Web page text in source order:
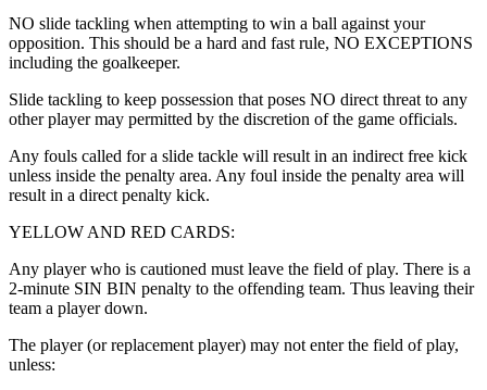
NO slide tackling when attempting to win a ball against your
opposition. This should be a hard and fast rule, NO EXCEPTIONS
including the goalkeeper.​​​​‌ ‍ ​‍​‍‌‍ ‌ ​‍‌‍‍‌‌‍‌ ‌‍‍‌‌‍ ‍​‍​‍​ ‍‍​‍​‍‌ ​ ‌‍​‌‌‍ ‍‌‍‍‌‌ ‌​‌ ‍‌​‍ ‍‌‍‍‌‌‍ ​‍​‍​‍ ​​‍​‍‌‍‍​‌ ​‍‌‍‌‌‌‍‌‍​‍​‍​ ‍‍​‍​‍‌‍‍​‌ ‌​‌ ‌​‌ ​​‌ ​ ​ ‍‍​‍ ​‍ ‌‍​ ‌‍‍​‌‍‌‌‌‍ ​‌ ​ ‌‍‌‌‌‍​‌‌ ​​‌‍‍‌‌‍‌‌‌ ​‍‌ ​ ​‍ ‍‌ ​ ‌‍​‌‌‍ ‍‌‍‍‌‌ ‌​‌ ‍‌​‍ ‍‌ ​ ‌ ‌​‌ ‌‌‌‍‌​‌‍‍‌‌‍ ​‍ ‌‍‍‌‌‍ ‍‌ ‌​‌‍‌‌‌‍ ‍‌ ‌​​‍ ‌‍‌‌‌‍‌​‌‍‍‌‌ ‌​​‍ ‌‍ ‌‌‍ ‌‍‌​‌‍‌‌​ ‌‌ ​​‌ ​‍‌‍‌‌‌ ​ ‌‍‌‌‌‍ ‍‌ ‌​‌‍​‌‌ ‌​‌‍‍‌‌‍ ‌‍ ‍​ ‍ ‌‍‍‌‌‍‌​​ ‌‌‍​‍​ ‌‌​ ‍​​ ‍‌​ ​‌​ ‍​‌‍‌‍​ ‍​​‍ ‌‌‍​‌‌‍​ ​ ‍​​ ‌​​‍ ‌​ ‌​​ ‌ ‌‍​‍​ ​‌​‍ ‌​ ‍​​ ​​​ ‌‌‌‍‌​​‍ ‌​ ​​​ ‌ ​ ​‌‌‍‌‍​ ​‌​ ‌‌​ ‍​​ ‍‌​ ‍​​ ‌‌​ ‌‌​ ​​​ ‍ ‌ ‌​‌ ‍‌‌ ​​‌‍‌‌​ ‌‌‍‌‍‌‍​‌‌ ​‌​ ‍ ‌ ​​‌‍​‌‌ ‌​‌‍‍​​ ‌‌ ​‍‌‍‍‌‌‍​ ‌‍‍​‌‌‌​‌‍‌‌‌ ‍​‌ ‌​​‍‌‌​ ‌‌‌​​‍‌‌ ‌‍‍ ‌‍‌‌‌ ‍‌​‍‌‌​ ​ ‌​‌​​‍‌‌​ ​ ‌​‌​​‍‌‌​ ​‍​ ​‍​ ‍​‌‍​ ​ ​ ​ ​ ​ ‌​​ ‌ ‌‍​ ​ ​​‌‍​ ​ ​​​ ‌​‌‍​‍​‍‌‌​ ​‍​ ​‍​‍‌‌​ ‌‌‌​‌​​‍ ‍‌‍​ ‌‍‍​‌‍‍‌‌‍ ​‌‍‌​‌ ​‍‌‍‌‌‌‍ ‍​‍‌‌​ ‌‌‌​​‍‌‌ ‌‍‍ ‌‍‌‌‌ ‍‌​‍‌‌​ ​ ‌​‌​​‍‌‌​ ​ ‌​‌​​‍‌‌​ ​‍​ ​‍‌‍​‌​ ‌‌​ ‌‍​ ​​​ ​ ​ ‌‌​ ‍‌​ ​​​ ‌‍‌‍​‍‌‍‌‌​ ​​​‍‌‌​ ​‍​ ​‍​‍‌‌​ ‌‌‌​‌​​‍ ‍‌ ‌​‌‍‌‌‌ ‍​‌ ‌​​ ‌‍​‍‌‍​‌‌ ​ ‌‍‌‌‌‌‌‌‌ ​‍‌‍ ​​ ‌‌‍‍​‌ ‌​‌ ‌​‌ ​​‌ ​ ​‍‌‌​ ​ ‌​​‌​‍‌‌​ ​‍‌​‌‍​‍‌‌​ ​‍‌​‌‍‌‍​ ‌‍‍​‌‍‌‌‌‍ ​‌ ​ ‌‍‌‌‌‍​‌‌ ​​‌‍‍‌‌‍‌‌‌ ​‍‌ ​ ​‍ ‍‌ ​ ‌‍​‌‌‍ ‍‌‍‍‌‌ ‌​‌ ‍‌​‍ ‍‌ ​ ‌ ‌​‌ ‌‌‌‍‌​‌‍‍‌‌‍ ​‍‌‍‌‍‍‌‌‍‌​​ ‌‌‍​‍​ ‌‌​ ‍​​ ‍‌​ ​‌​ ‍​‌‍‌‍​ ‍​​‍ ‌‌‍​‌‌‍​ ​ ‍​​ ‌​​‍ ‌​ ‌​​ ‌ ‌‍​‍​ ​‌​‍ ‌​ ‍​​ ​​​ ‌‌‌‍‌​​‍ ‌​ ​​​ ‌ ​ ​‌‌‍‌‍​ ​‌​ ‌‌​ ‍​​ ‍‌​ ‍​​ ‌‌​ ‌‌​ ​​​‍‌‍‌ ‌​‌ ‍‌‌ ​​‌‍‌‌​ ‌‌‍‌‍‌‍​‌‌ ​‌​‍‌‍‌ ​​‌‍​‌‌ ‌​‌‍‍​​ ‌‌ ​‍‌‍‍‌‌‍​ ‌‍‍​‌‌‌​‌‍‌‌‌ ‍​‌ ‌​​‍‌‌​ ‌‌‌​​‍‌‌ ‌‍‍ ‌‍‌‌‌ ‍‌​‍‌‌​ ​ ‌​‌​​‍‌‌​ ​ ‌​‌​​‍‌‌​ ​‍​ ​‍​ ‍​‌‍​ ​ ​ ​ ​ ​ ‌​​ ‌ ‌‍​ ​ ​​‌‍​ ​ ​​​ ‌​‌‍​‍​‍‌‌​ ​‍​ ​‍​‍‌‌​ ‌‌‌​‌​​‍ ‍‌‍​ ‌‍‍​‌‍‍‌‌‍ ​‌‍‌​‌ ​‍‌‍‌‌‌‍ ‍​‍‌‌​ ‌‌‌​​‍‌‌ ‌‍‍ ‌‍‌‌‌ ‍‌​‍‌‌​ ​ ‌​‌​​‍‌‌​ ​ ‌​‌​​‍‌‌​ ​‍​ ​‍‌‍​‌​ ‌‌​ ‌‍​ ​​​ ​ ​ ‌‌​ ‍‌​ ​​​ ‌‍‌‍​‍‌‍‌‌​ ​​​‍‌‌​ ​‍​ ​‍​‍‌‌​ ‌‌‌​‌​​‍ ‍‌ ‌​‌‍‌‌‌ ‍​‌ ‌​​‍‌‍‌ ​​‌‍‌‌‌ ​‍‌ ​ ‌ ​​‌‍‌‌‌‍​ ‌ ‌​‌‍‍‌‌ ‌‍‌‍‌‌​ ‌‌ ​​‌ ‌‌‌‍​‍‌‍ ​‌‍‍‌‌ ​ ‌‍‍​‌‍‌‌‌‍‌​​‍​‍‌ ‌
Slide tackling to keep possession that poses NO direct threat to any
other player may permitted by the discretion of the game officials.​​​​‌ ‍ ​‍​‍‌‍ ‌ ​‍‌‍‍‌‌‍‌ ‌‍‍‌‌‍ ‍​‍​‍​ ‍‍​‍​‍‌ ​ ‌‍​‌‌‍ ‍‌‍‍‌‌ ‌​‌ ‍‌​‍ ‍‌‍‍‌‌‍ ​‍​‍​‍ ​​‍​‍‌‍‍​‌ ​‍‌‍‌‌‌‍‌‍​‍​‍​ ‍‍​‍​‍‌‍‍​‌ ‌​‌ ‌​‌ ​​‌ ​ ​ ‍‍​‍ ​‍ ‌‍​ ‌‍‍​‌‍‌‌‌‍ ​‌ ​ ‌‍‌‌‌‍​‌‌ ​​‌‍‍‌‌‍‌‌‌ ​‍‌ ​ ​‍ ‍‌ ​ ‌‍​‌‌‍ ‍‌‍‍‌‌ ‌​‌ ‍‌​‍ ‍‌ ​ ‌ ‌​‌ ‌‌‌‍‌​‌‍‍‌‌‍ ​‍ ‌‍‍‌‌‍ ‍‌ ‌​‌‍‌‌‌‍ ‍‌ ‌​​‍ ‌‍‌‌‌‍‌​‌‍‍‌‌ ‌​​‍ ‌‍ ‌‌‍ ‌‍‌​‌‍‌‌​ ‌‌ ​​‌ ​‍‌‍‌‌‌ ​ ‌‍‌‌‌‍ ‍‌ ‌​‌‍​‌‌ ‌​‌‍‍‌‌‍ ‌‍ ‍​ ‍ ‌‍‍‌‌‍‌​​ ‌‌‍​‍​ ‌‌​ ‍​​ ‍‌​ ​‌​ ‍​‌‍‌‍​ ‍​​‍ ‌‌‍​‌‌‍​ ​ ‍​​ ‌​​‍ ‌​ ‌​​ ‌ ‌‍​‍​ ​‌​‍ ‌​ ‍​​ ​​​ ‌‌‌‍‌​​‍ ‌​ ​​​ ‌ ​ ​‌‌‍‌‍​ ​‌​ ‌‌​ ‍​​ ‍‌​ ‍​​ ‌‌​ ‌‌​ ​​​ ‍ ‌ ‌​‌ ‍‌‌ ​​‌‍‌‌​ ‌‌‍‌‍‌‍​‌‌ ​‌​ ‍ ‌ ​​‌‍​‌‌ ‌​‌‍‍​​ ‌‌ ​‍‌‍‍‌‌‍​ ‌‍‍​‌‌‌​‌‍‌‌‌ ‍​‌ ‌​​‍‌‌​ ‌‌‌​​‍‌‌ ‌‍‍ ‌‍‌‌‌ ‍‌​‍‌‌​ ​ ‌​‌​​‍‌‌​ ​ ‌​‌​​‍‌‌​ ​‍​ ​‍​ ​‍​ ‌ ‌‍‌‍​ ‌‍‌‍‌‌‌‍​‍‌‍​‌‌‍​‍​ ‌ ​ ​ ​ ​​​ ‍​​‍‌‌​ ​‍​ ​‍​‍‌‌​ ‌‌‌​‌​​‍ ‍‌‍​ ‌‍‍​‌‍‍‌‌‍ ​‌‍‌​‌ ​‍‌‍‌‌‌‍ ‍​‍‌‌​ ‌‌‌​​‍‌‌ ‌‍‍ ‌‍‌‌‌ ‍‌​‍‌‌​ ​ ‌​‌​​‍‌‌​ ​ ‌​‌​​‍‌‌​ ​‍​ ​‍​ ​​​ ‌‌​ ‌​‌‍​‌‌‍‌‌‌‍‌​‌‍​‍​ ‌ ‌‍‌‍​ ‌‍​ ​‌‌‍​ ​‍‌‌​ ​‍​ ​‍​‍‌‌​ ‌‌‌​‌​​‍ ‍‌ ‌​‌‍‌‌‌ ‍​‌ ‌​​ ‌‍​‍‌‍​‌‌ ​ ‌‍‌‌‌‌‌‌‌ ​‍‌‍ ​​ ‌‌‍‍​‌ ‌​‌ ‌​‌ ​​‌ ​ ​‍‌‌​ ​ ‌​​‌​‍‌‌​ ​‍‌​‌‍​‍‌‌​ ​‍‌​‌‍‌‍​ ‌‍‍​‌‍‌‌‌‍ ​‌ ​ ‌‍‌‌‌‍​‌‌ ​​‌‍‍‌‌‍‌‌‌ ​‍‌ ​ ​‍ ‍‌ ​ ‌‍​‌‌‍ ‍‌‍‍‌‌ ‌​‌ ‍‌​‍ ‍‌ ​ ‌ ‌​‌ ‌‌‌‍‌​‌‍‍‌‌‍ ​‍‌‍‌‍‍‌‌‍‌​​ ‌‌‍​‍​ ‌‌​ ‍​​ ‍‌​ ​‌​ ‍​‌‍‌‍​ ‍​​‍ ‌‌‍​‌‌‍​ ​ ‍​​ ‌​​‍ ‌​ ‌​​ ‌ ‌‍​‍​ ​‌​‍ ‌​ ‍​​ ​​​ ‌‌‌‍‌​​‍ ‌​ ​​​ ‌ ​ ​‌‌‍‌‍​ ​‌​ ‌‌​ ‍​​ ‍‌​ ‍​​ ‌‌​ ‌‌​ ​​​‍‌‍‌ ‌​‌ ‍‌‌ ​​‌‍‌‌​ ‌‌‍‌‍‌‍​‌‌ ​‌​‍‌‍‌ ​​‌‍​‌‌ ‌​‌‍‍​​ ‌‌ ​‍‌‍‍‌‌‍​ ‌‍‍​‌‌‌​‌‍‌‌‌ ‍​‌ ‌​​‍‌‌​ ‌‌‌​​‍‌‌ ‌‍‍ ‌‍‌‌‌ ‍‌​‍‌‌​ ​ ‌​‌​​‍‌‌​ ​ ‌​‌​​‍‌‌​ ​‍​ ​‍​ ​‍​ ‌ ‌‍‌‍​ ‌‍‌‍‌‌‌‍​‍‌‍​‌‌‍​‍​ ‌ ​ ​ ​ ​​​ ‍​​‍‌‌​ ​‍​ ​‍​‍‌‌​ ‌‌‌​‌​​‍ ‍‌‍​ ‌‍‍​‌‍‍‌‌‍ ​‌‍‌​‌ ​‍‌‍‌‌‌‍ ‍​‍‌‌​ ‌‌‌​​‍‌‌ ‌‍‍ ‌‍‌‌‌ ‍‌​‍‌‌​ ​ ‌​‌​​‍‌‌​ ​ ‌​‌​​‍‌‌​ ​‍​ ​‍​ ​​​ ‌‌​ ‌​‌‍​‌‌‍‌‌‌‍‌​‌‍​‍​ ‌ ‌‍‌‍​ ‌‍​ ​‌‌‍​ ​‍‌‌​ ​‍​ ​‍​‍‌‌​ ‌‌‌​‌​​‍ ‍‌ ‌​‌‍‌‌‌ ‍​‌ ‌​​‍‌‍‌ ​​‌‍‌‌‌ ​‍‌ ​ ‌ ​​‌‍‌‌‌‍​ ‌ ‌​‌‍‍‌‌ ‌‍‌‍‌‌​ ‌‌ ​​‌ ‌‌‌‍​‍‌‍ ​‌‍‍‌‌ ​ ‌‍‍​‌‍‌‌‌‍‌​​‍​‍‌ ‌
Any fouls called for a slide tackle will result in an indirect free kick
unless inside the penalty area. Any foul inside the penalty area will
result in a direct penalty kick.​​​​‌ ‍ ​‍​‍‌‍ ‌ ​‍‌‍‍‌‌‍‌ ‌‍‍‌‌‍ ‍​‍​‍​ ‍‍​‍​‍‌ ​ ‌‍​‌‌‍ ‍‌‍‍‌‌ ‌​‌ ‍‌​‍ ‍‌‍‍‌‌‍ ​‍​‍​‍ ​​‍​‍‌‍‍​‌ ​‍‌‍‌‌‌‍‌‍​‍​‍​ ‍‍​‍​‍‌‍‍​‌ ‌​‌ ‌​‌ ​​‌ ​ ​ ‍‍​‍ ​‍ ‌‍​ ‌‍‍​‌‍‌‌‌‍ ​‌ ​ ‌‍‌‌‌‍​‌‌ ​​‌‍‍‌‌‍‌‌‌ ​‍‌ ​ ​‍ ‍‌ ​ ‌‍​‌‌‍ ‍‌‍‍‌‌ ‌​‌ ‍‌​‍ ‍‌ ​ ‌ ‌​‌ ‌‌‌‍‌​‌‍‍‌‌‍ ​‍ ‌‍‍‌‌‍ ‍‌ ‌​‌‍‌‌‌‍ ‍‌ ‌​​‍ ‌‍‌‌‌‍‌​‌‍‍‌‌ ‌​​‍ ‌‍ ‌‌‍ ‌‍‌​‌‍‌‌​ ‌‌ ​​‌ ​‍‌‍‌‌‌ ​ ‌‍‌‌‌‍ ‍‌ ‌​‌‍​‌‌ ‌​‌‍‍‌‌‍ ‌‍ ‍​ ‍ ‌‍‍‌‌‍‌​​ ‌‌‍​‍​ ‌‌​ ‍​​ ‍‌​ ​‌​ ‍​‌‍‌‍​ ‍​​‍ ‌‌‍​‌‌‍​ ​ ‍​​ ‌​​‍ ‌​ ‌​​ ‌ ‌‍​‍​ ​‌​‍ ‌​ ‍​​ ​​​ ‌‌‌‍‌​​‍ ‌​ ​​​ ‌ ​ ​‌‌‍‌‍​ ​‌​ ‌‌​ ‍​​ ‍‌​ ‍​​ ‌‌​ ‌‌​ ​​​ ‍ ‌ ‌​‌ ‍‌‌ ​​‌‍‌‌​ ‌‌‍‌‍‌‍​‌‌ ​‌​ ‍ ‌ ​​‌‍​‌‌ ‌​‌‍‍​​ ‌‌ ​‍‌‍‍‌‌‍​ ‌‍‍​‌‌‌​‌‍‌‌‌ ‍​‌ ‌​​‍‌‌​ ‌‌‌​​‍‌‌ ‌‍‍ ‌‍‌‌‌ ‍‌​‍‌‌​ ​ ‌​‌​​‍‌‌​ ​ ‌​‌​​‍‌‌​ ​‍​ ​‍​ ​​​ ‌‌‌‍‌‌‌‍​‌​ ‌‍​ ‌‍‌‍‌‍‌‍​‍​ ‌​​ ‌​​ ​ ‌‍​‌​‍‌‌​ ​‍​ ​‍​‍‌‌​ ‌‌‌​‌​​‍ ‍‌‍​ ‌‍‍​‌‍‍‌‌‍ ​‌‍‌​‌ ​‍‌‍‌‌‌‍ ‍​‍‌‌​ ‌‌‌​​‍‌‌ ‌‍‍ ‌‍‌‌‌ ‍‌​‍‌‌​ ​ ‌​‌​​‍‌‌​ ​ ‌​‌​​‍‌‌​ ​‍​ ​‍​ ‌​​ ‌‌‌‍​‌​ ‌ ​ ​​‌‍​‌​ ‌ ‌‍​ ‌‍‌‌‌‍​‌‌‍​ ‌‍​‌​‍‌‌​ ​‍​ ​‍​‍‌‌​ ‌‌‌​‌​​‍ ‍‌ ‌​‌‍‌‌‌ ‍​‌ ‌​​ ‌‍​‍‌‍​‌‌ ​ ‌‍‌‌‌‌‌‌‌ ​‍‌‍ ​​ ‌‌‍‍​‌ ‌​‌ ‌​‌ ​​‌ ​ ​‍‌‌​ ​ ‌​​‌​‍‌‌​ ​‍‌​‌‍​‍‌‌​ ​‍‌​‌‍‌‍​ ‌‍‍​‌‍‌‌‌‍ ​‌ ​ ‌‍‌‌‌‍​‌‌ ​​‌‍‍‌‌‍‌‌‌ ​‍‌ ​ ​‍ ‍‌ ​ ‌‍​‌‌‍ ‍‌‍‍‌‌ ‌​‌ ‍‌​‍ ‍‌ ​ ‌ ‌​‌ ‌‌‌‍‌​‌‍‍‌‌‍ ​‍‌‍‌‍‍‌‌‍‌​​ ‌‌‍​‍​ ‌‌​ ‍​​ ‍‌​ ​‌​ ‍​‌‍‌‍​ ‍​​‍ ‌‌‍​‌‌‍​ ​ ‍​​ ‌​​‍ ‌​ ‌​​ ‌ ‌‍​‍​ ​‌​‍ ‌​ ‍​​ ​​​ ‌‌‌‍‌​​‍ ‌​ ​​​ ‌ ​ ​‌‌‍‌‍​ ​‌​ ‌‌​ ‍​​ ‍‌​ ‍​​ ‌‌​ ‌‌​ ​​​‍‌‍‌ ‌​‌ ‍‌‌ ​​‌‍‌‌​ ‌‌‍‌‍‌‍​‌‌ ​‌​‍‌‍‌ ​​‌‍​‌‌ ‌​‌‍‍​​ ‌‌ ​‍‌‍‍‌‌‍​ ‌‍‍​‌‌‌​‌‍‌‌‌ ‍​‌ ‌​​‍‌‌​ ‌‌‌​​‍‌‌ ‌‍‍ ‌‍‌‌‌ ‍‌​‍‌‌​ ​ ‌​‌​​‍‌‌​ ​ ‌​‌​​‍‌‌​ ​‍​ ​‍​ ​​​ ‌‌‌‍‌‌‌‍​‌​ ‌‍​ ‌‍‌‍‌‍‌‍​‍​ ‌​​ ‌​​ ​ ‌‍​‌​‍‌‌​ ​‍​ ​‍​‍‌‌​ ‌‌‌​‌​​‍ ‍‌‍​ ‌‍‍​‌‍‍‌‌‍ ​‌‍‌​‌ ​‍‌‍‌‌‌‍ ‍​‍‌‌​ ‌‌‌​​‍‌‌ ‌‍‍ ‌‍‌‌‌ ‍‌​‍‌‌​ ​ ‌​‌​​‍‌‌​ ​ ‌​‌​​‍‌‌​ ​‍​ ​‍​ ‌​​ ‌‌‌‍​‌​ ‌ ​ ​​‌‍​‌​ ‌ ‌‍​ ‌‍‌‌‌‍​‌‌‍​ ‌‍​‌​‍‌‌​ ​‍​ ​‍​‍‌‌​ ‌‌‌​‌​​‍ ‍‌ ‌​‌‍‌‌‌ ‍​‌ ‌​​‍‌‍‌ ​​‌‍‌‌‌ ​‍‌ ​ ‌ ​​‌‍‌‌‌‍​ ‌ ‌​‌‍‍‌‌ ‌‍‌‍‌‌​ ‌‌ ​​‌ ‌‌‌‍​‍‌‍ ​‌‍‍‌‌ ​ ‌‍‍​‌‍‌‌‌‍‌​​‍​‍‌ ‌
YELLOW AND RED CARDS:​​​​‌ ‍ ​‍​‍‌‍ ‌ ​‍‌‍‍‌‌‍‌ ‌‍‍‌‌‍ ‍​‍​‍​ ‍‍​‍​‍‌ ​ ‌‍​‌‌‍ ‍‌‍‍‌‌ ‌​‌ ‍‌​‍ ‍‌‍‍‌‌‍ ​‍​‍​‍ ​​‍​‍‌‍‍​‌ ​‍‌‍‌‌‌‍‌‍​‍​‍​ ‍‍​‍​‍‌‍‍​‌ ‌​‌ ‌​‌ ​​‌ ​ ​ ‍‍​‍ ​‍ ‌‍​ ‌‍‍​‌‍‌‌‌‍ ​‌ ​ ‌‍‌‌‌‍​‌‌ ​​‌‍‍‌‌‍‌‌‌ ​‍‌ ​ ​‍ ‍‌ ​ ‌‍​‌‌‍ ‍‌‍‍‌‌ ‌​‌ ‍‌​‍ ‍‌ ​ ‌ ‌​‌ ‌‌‌‍‌​‌‍‍‌‌‍ ​‍ ‌‍‍‌‌‍ ‍‌ ‌​‌‍‌‌‌‍ ‍‌ ‌​​‍ ‌‍‌‌‌‍‌​‌‍‍‌‌ ‌​​‍ ‌‍ ‌‌‍ ‌‍‌​‌‍‌‌​ ‌‌ ​​‌ ​‍‌‍‌‌‌ ​ ‌‍‌‌‌‍ ‍‌ ‌​‌‍​‌‌ ‌​‌‍‍‌‌‍ ‌‍ ‍​ ‍ ‌‍‍‌‌‍‌​​ ‌‌‍​‍​ ‌‌​ ‍​​ ‍‌​ ​‌​ ‍​‌‍‌‍​ ‍​​‍ ‌‌‍​‌‌‍​ ​ ‍​​ ‌​​‍ ‌​ ‌​​ ‌ ‌‍​‍​ ​‌​‍ ‌​ ‍​​ ​​​ ‌‌‌‍‌​​‍ ‌​ ​​​ ‌ ​ ​‌‌‍‌‍​ ​‌​ ‌‌​ ‍​​ ‍‌​ ‍​​ ‌‌​ ‌‌​ ​​​ ‍ ‌ ‌​‌ ‍‌‌ ​​‌‍‌‌​ ‌‌‍‌‍‌‍​‌‌ ​‌​ ‍ ‌ ​​‌‍​‌‌ ‌​‌‍‍​​ ‌‌ ​‍‌‍‍‌‌‍​ ‌‍‍​‌‌‌​‌‍‌‌‌ ‍​‌ ‌​​‍‌‌​ ‌‌‌​​‍‌‌ ‌‍‍ ‌‍‌‌‌ ‍‌​‍‌‌​ ​ ‌​‌​​‍‌‌​ ​ ‌​‌​​‍‌‌​ ​‍​ ​‍‌‍‌‌‌‍‌‍​ ​ ​ ‍‌​ ​‍​ ‌ ​ ​‌​ ‍​‌‍‌​​ ‍​‌‍​‌‌‍​ ​‍‌‌​ ​‍​ ​‍​‍‌‌​ ‌‌‌​‌​​‍ ‍‌‍​ ‌‍‍​‌‍‍‌‌‍ ​‌‍‌​‌ ​‍‌‍‌‌‌‍ ‍​‍‌‌​ ‌‌‌​​‍‌‌ ‌‍‍ ‌‍‌‌‌ ‍‌​‍‌‌​ ​ ‌​‌​​‍‌‌​ ​ ‌​‌​​‍‌‌​ ​‍​ ​‍​ ‌‍​ ‍​​ ‌‍‌‍​ ​ ‌‌​ ​‌​ ​ ​ ​​​ ​‍​ ​​‌‍‌​​ ‌ ​‍‌‌​ ​‍​ ​‍​‍‌‌​ ‌‌‌​‌​​‍ ‍‌ ‌​‌‍‌‌‌ ‍​‌ ‌​​ ‌‍​‍‌‍​‌‌ ​ ‌‍‌‌‌‌‌‌‌ ​‍‌‍ ​​ ‌‌‍‍​‌ ‌​‌ ‌​‌ ​​‌ ​ ​‍‌‌​ ​ ‌​​‌​‍‌‌​ ​‍‌​‌‍​‍‌‌​ ​‍‌​‌‍‌‍​ ‌‍‍​‌‍‌‌‌‍ ​‌ ​ ‌‍‌‌‌‍​‌‌ ​​‌‍‍‌‌‍‌‌‌ ​‍‌ ​ ​‍ ‍‌ ​ ‌‍​‌‌‍ ‍‌‍‍‌‌ ‌​‌ ‍‌​‍ ‍‌ ​ ‌ ‌​‌ ‌‌‌‍‌​‌‍‍‌‌‍ ​‍‌‍‌‍‍‌‌‍‌​​ ‌‌‍​‍​ ‌‌​ ‍​​ ‍‌​ ​‌​ ‍​‌‍‌‍​ ‍​​‍ ‌‌‍​‌‌‍​ ​ ‍​​ ‌​​‍ ‌​ ‌​​ ‌ ‌‍​‍​ ​‌​‍ ‌​ ‍​​ ​​​ ‌‌‌‍‌​​‍ ‌​ ​​​ ‌ ​ ​‌‌‍‌‍​ ​‌​ ‌‌​ ‍​​ ‍‌​ ‍​​ ‌‌​ ‌‌​ ​​​‍‌‍‌ ‌​‌ ‍‌‌ ​​‌‍‌‌​ ‌‌‍‌‍‌‍​‌‌ ​‌​‍‌‍‌ ​​‌‍​‌‌ ‌​‌‍‍​​ ‌‌ ​‍‌‍‍‌‌‍​ ‌‍‍​‌‌‌​‌‍‌‌‌ ‍​‌ ‌​​‍‌‌​ ‌‌‌​​‍‌‌ ‌‍‍ ‌‍‌‌‌ ‍‌​‍‌‌​ ​ ‌​‌​​‍‌‌​ ​ ‌​‌​​‍‌‌​ ​‍​ ​‍‌‍‌‌‌‍‌‍​ ​ ​ ‍‌​ ​‍​ ‌ ​ ​‌​ ‍​‌‍‌​​ ‍​‌‍​‌‌‍​ ​‍‌‌​ ​‍​ ​‍​‍‌‌​ ‌‌‌​‌​​‍ ‍‌‍​ ‌‍‍​‌‍‍‌‌‍ ​‌‍‌​‌ ​‍‌‍‌‌‌‍ ‍​‍‌‌​ ‌‌‌​​‍‌‌ ‌‍‍ ‌‍‌‌‌ ‍‌​‍‌‌​ ​ ‌​‌​​‍‌‌​ ​ ‌​‌​​‍‌‌​ ​‍​ ​‍​ ‌‍​ ‍​​ ‌‍‌‍​ ​ ‌‌​ ​‌​ ​ ​ ​​​ ​‍​ ​​‌‍‌​​ ‌ ​‍‌‌​ ​‍​ ​‍​‍‌‌​ ‌‌‌​‌​​‍ ‍‌ ‌​‌‍‌‌‌ ‍​‌ ‌​​‍‌‍‌ ​​‌‍‌‌‌ ​‍‌ ​ ‌ ​​‌‍‌‌‌‍​ ‌ ‌​‌‍‍‌‌ ‌‍‌‍‌‌​ ‌‌ ​​‌ ‌‌‌‍​‍‌‍ ​‌‍‍‌‌ ​ ‌‍‍​‌‍‌‌‌‍‌​​‍​‍‌ ‌
Any player who is cautioned must leave the field of play. There is a
2-minute SIN BIN penalty to the offending team. Thus leaving their
team a player down.​​​​‌ ‍ ​‍​‍‌‍ ‌ ​‍‌‍‍‌‌‍‌ ‌‍‍‌‌‍ ‍​‍​‍​ ‍‍​‍​‍‌ ​ ‌‍​‌‌‍ ‍‌‍‍‌‌ ‌​‌ ‍‌​‍ ‍‌‍‍‌‌‍ ​‍​‍​‍ ​​‍​‍‌‍‍​‌ ​‍‌‍‌‌‌‍‌‍​‍​‍​ ‍‍​‍​‍‌‍‍​‌ ‌​‌ ‌​‌ ​​‌ ​ ​ ‍‍​‍ ​‍ ‌‍​ ‌‍‍​‌‍‌‌‌‍ ​‌ ​ ‌‍‌‌‌‍​‌‌ ​​‌‍‍‌‌‍‌‌‌ ​‍‌ ​ ​‍ ‍‌ ​ ‌‍​‌‌‍ ‍‌‍‍‌‌ ‌​‌ ‍‌​‍ ‍‌ ​ ‌ ‌​‌ ‌‌‌‍‌​‌‍‍‌‌‍ ​‍ ‌‍‍‌‌‍ ‍‌ ‌​‌‍‌‌‌‍ ‍‌ ‌​​‍ ‌‍‌‌‌‍‌​‌‍‍‌‌ ‌​​‍ ‌‍ ‌‌‍ ‌‍‌​‌‍‌‌​ ‌‌ ​​‌ ​‍‌‍‌‌‌ ​ ‌‍‌‌‌‍ ‍‌ ‌​‌‍​‌‌ ‌​‌‍‍‌‌‍ ‌‍ ‍​ ‍ ‌‍‍‌‌‍‌​​ ‌‌‍​‍​ ‌‌​ ‍​​ ‍‌​ ​‌​ ‍​‌‍‌‍​ ‍​​‍ ‌‌‍​‌‌‍​ ​ ‍​​ ‌​​‍ ‌​ ‌​​ ‌ ‌‍​‍​ ​‌​‍ ‌​ ‍​​ ​​​ ‌‌‌‍‌​​‍ ‌​ ​​​ ‌ ​ ​‌‌‍‌‍​ ​‌​ ‌‌​ ‍​​ ‍‌​ ‍​​ ‌‌​ ‌‌​ ​​​ ‍ ‌ ‌​‌ ‍‌‌ ​​‌‍‌‌​ ‌‌‍‌‍‌‍​‌‌ ​‌​ ‍ ‌ ​​‌‍​‌‌ ‌​‌‍‍​​ ‌‌ ​‍‌‍‍‌‌‍​ ‌‍‍​‌‌‌​‌‍‌‌‌ ‍​‌ ‌​​‍‌‌​ ‌‌‌​​‍‌‌ ‌‍‍ ‌‍‌‌‌ ‍‌​‍‌‌​ ​ ‌​‌​​‍‌‌​ ​ ‌​‌​​‍‌‌​ ​‍​ ​‍​ ​​​ ‌​‌‍‌‌​ ‍‌​ ‌‌​ ‍‌​ ‌ ​ ​‌​ ​‌‌‍​‍​ ‌‌‌‍‌‍​‍‌‌​ ​‍​ ​‍​‍‌‌​ ‌‌‌​‌​​‍ ‍‌‍​ ‌‍‍​‌‍‍‌‌‍ ​‌‍‌​‌ ​‍‌‍‌‌‌‍ ‍​‍‌‌​ ‌‌‌​​‍‌‌ ‌‍‍ ‌‍‌‌‌ ‍‌​‍‌‌​ ​ ‌​‌​​‍‌‌​ ​ ‌​‌​​‍‌‌​ ​‍​ ​‍​ ​‌‌‍‌‍​ ​ ‌‍‌‌​ ​ ‌‍​‍​ ​‌​ ‌​​ ‌‌​ ​ ​ ​‍​ ‍​​‍‌‌​ ​‍​ ​‍​‍‌‌​ ‌‌‌​‌​​‍ ‍‌ ‌​‌‍‌‌‌ ‍​‌ ‌​​ ‌‍​‍‌‍​‌‌ ​ ‌‍‌‌‌‌‌‌‌ ​‍‌‍ ​​ ‌‌‍‍​‌ ‌​‌ ‌​‌ ​​‌ ​ ​‍‌‌​ ​ ‌​​‌​‍‌‌​ ​‍‌​‌‍​‍‌‌​ ​‍‌​‌‍‌‍​ ‌‍‍​‌‍‌‌‌‍ ​‌ ​ ‌‍‌‌‌‍​‌‌ ​​‌‍‍‌‌‍‌‌‌ ​‍‌ ​ ​‍ ‍‌ ​ ‌‍​‌‌‍ ‍‌‍‍‌‌ ‌​‌ ‍‌​‍ ‍‌ ​ ‌ ‌​‌ ‌‌‌‍‌​‌‍‍‌‌‍ ​‍‌‍‌‍‍‌‌‍‌​​ ‌‌‍​‍​ ‌‌​ ‍​​ ‍‌​ ​‌​ ‍​‌‍‌‍​ ‍​​‍ ‌‌‍​‌‌‍​ ​ ‍​​ ‌​​‍ ‌​ ‌​​ ‌ ‌‍​‍​ ​‌​‍ ‌​ ‍​​ ​​​ ‌‌‌‍‌​​‍ ‌​ ​​​ ‌ ​ ​‌‌‍‌‍​ ​‌​ ‌‌​ ‍​​ ‍‌​ ‍​​ ‌‌​ ‌‌​ ​​​‍‌‍‌ ‌​‌ ‍‌‌ ​​‌‍‌‌​ ‌‌‍‌‍‌‍​‌‌ ​‌​‍‌‍‌ ​​‌‍​‌‌ ‌​‌‍‍​​ ‌‌ ​‍‌‍‍‌‌‍​ ‌‍‍​‌‌‌​‌‍‌‌‌ ‍​‌ ‌​​‍‌‌​ ‌‌‌​​‍‌‌ ‌‍‍ ‌‍‌‌‌ ‍‌​‍‌‌​ ​ ‌​‌​​‍‌‌​ ​ ‌​‌​​‍‌‌​ ​‍​ ​‍​ ​​​ ‌​‌‍‌‌​ ‍‌​ ‌‌​ ‍‌​ ‌ ​ ​‌​ ​‌‌‍​‍​ ‌‌‌‍‌‍​‍‌‌​ ​‍​ ​‍​‍‌‌​ ‌‌‌​‌​​‍ ‍‌‍​ ‌‍‍​‌‍‍‌‌‍ ​‌‍‌​‌ ​‍‌‍‌‌‌‍ ‍​‍‌‌​ ‌‌‌​​‍‌‌ ‌‍‍ ‌‍‌‌‌ ‍‌​‍‌‌​ ​ ‌​‌​​‍‌‌​ ​ ‌​‌​​‍‌‌​ ​‍​ ​‍​ ​‌‌‍‌‍​ ​ ‌‍‌‌​ ​ ‌‍​‍​ ​‌​ ‌​​ ‌‌​ ​ ​ ​‍​ ‍​​‍‌‌​ ​‍​ ​‍​‍‌‌​ ‌‌‌​‌​​‍ ‍‌ ‌​‌‍‌‌‌ ‍​‌ ‌​​‍‌‍‌ ​​‌‍‌‌‌ ​‍‌ ​ ‌ ​​‌‍‌‌‌‍​ ‌ ‌​‌‍‍‌‌ ‌‍‌‍‌‌​ ‌‌ ​​‌ ‌‌‌‍​‍‌‍ ​‌‍‍‌‌ ​ ‌‍‍​‌‍‌‌‌‍‌​​‍​‍‌ ‌
The player (or replacement player) may not enter the field of play,
unless:​​​​‌ ‍ ​‍​‍‌‍ ‌ ​‍‌‍‍‌‌‍‌ ‌‍‍‌‌‍ ‍​‍​‍​ ‍‍​‍​‍‌ ​ ‌‍​‌‌‍ ‍‌‍‍‌‌ ‌​‌ ‍‌​‍ ‍‌‍‍‌‌‍ ​‍​‍​‍ ​​‍​‍‌‍‍​‌ ​‍‌‍‌‌‌‍‌‍​‍​‍​ ‍‍​‍​‍‌‍‍​‌ ‌​‌ ‌​‌ ​​‌ ​ ​ ‍‍​‍ ​‍ ‌‍​ ‌‍‍​‌‍‌‌‌‍ ​‌ ​ ‌‍‌‌‌‍​‌‌ ​​‌‍‍‌‌‍‌‌‌ ​‍‌ ​ ​‍ ‍‌ ​ ‌‍​‌‌‍ ‍‌‍‍‌‌ ‌​‌ ‍‌​‍ ‍‌ ​ ‌ ‌​‌ ‌‌‌‍‌​‌‍‍‌‌‍ ​‍ ‌‍‍‌‌‍ ‍‌ ‌​‌‍‌‌‌‍ ‍‌ ‌​​‍ ‌‍‌‌‌‍‌​‌‍‍‌‌ ‌​​‍ ‌‍ ‌‌‍ ‌‍‌​‌‍‌‌​ ‌‌ ​​‌ ​‍‌‍‌‌‌ ​ ‌‍‌‌‌‍ ‍‌ ‌​‌‍​‌‌ ‌​‌‍‍‌‌‍ ‌‍ ‍​ ‍ ‌‍‍‌‌‍‌​​ ‌‌‍​‍​ ‌‌​ ‍​​ ‍‌​ ​‌​ ‍​‌‍‌‍​ ‍​​‍ ‌‌‍​‌‌‍​ ​ ‍​​ ‌​​‍ ‌​ ‌​​ ‌ ‌‍​‍​ ​‌​‍ ‌​ ‍​​ ​​​ ‌‌‌‍‌​​‍ ‌​ ​​​ ‌ ​ ​‌‌‍‌‍​ ​‌​ ‌‌​ ‍​​ ‍‌​ ‍​​ ‌‌​ ‌‌​ ​​​ ‍ ‌ ‌​‌ ‍‌‌ ​​‌‍‌‌​ ‌‌‍‌‍‌‍​‌‌ ​‌​ ‍ ‌ ​​‌‍​‌‌ ‌​‌‍‍​​ ‌‌ ​‍‌‍‍‌‌‍​ ‌‍‍​‌‌‌​‌‍‌‌‌ ‍​‌ ‌​​‍‌‌​ ‌‌‌​​‍‌‌ ‌‍‍ ‌‍‌‌‌ ‍‌​‍‌‌​ ​ ‌​‌​​‍‌‌​ ​ ‌​‌​​‍‌‌​ ​‍​ ​‍​ ​‍​ ‌ ​ ‍‌​ ​‌​ ‍‌‌‍​‍‌‍‌​​ ‌‌‌‍​‌‌‍‌‍‌‍‌‌​ ​ ​‍‌‌​ ​‍​ ​‍​‍‌‌​ ‌‌‌​‌​​‍ ‍‌‍​ ‌‍‍​‌‍‍‌‌‍ ​‌‍‌​‌ ​‍‌‍‌‌‌‍ ‍​‍‌‌​ ‌‌‌​​‍‌‌ ‌‍‍ ‌‍‌‌‌ ‍‌​‍‌‌​ ​ ‌​‌​​‍‌‌​ ​ ‌​‌​​‍‌‌​ ​‍​ ​‍​ ​​‌‍​‌‌‍‌​​ ‌‌​ ‌​​ ‍​​ ‍​‌‍​‍‌‍‌‍​ ‍‌‌‍‌​​ ‌‍​‍‌‌​ ​‍​ ​‍​‍‌‌​ ‌‌‌​‌​​‍ ‍‌ ‌​‌‍‌‌‌ ‍​‌ ‌​​ ‌‍​‍‌‍​‌‌ ​ ‌‍‌‌‌‌‌‌‌ ​‍‌‍ ​​ ‌‌‍‍​‌ ‌​‌ ‌​‌ ​​‌ ​ ​‍‌‌​ ​ ‌​​‌​‍‌‌​ ​‍‌​‌‍​‍‌‌​ ​‍‌​‌‍‌‍​ ‌‍‍​‌‍‌‌‌‍ ​‌ ​ ‌‍‌‌‌‍​‌‌ ​​‌‍‍‌‌‍‌‌‌ ​‍‌ ​ ​‍ ‍‌ ​ ‌‍​‌‌‍ ‍‌‍‍‌‌ ‌​‌ ‍‌​‍ ‍‌ ​ ‌ ‌​‌ ‌‌‌‍‌​‌‍‍‌‌‍ ​‍‌‍‌‍‍‌‌‍‌​​ ‌‌‍​‍​ ‌‌​ ‍​​ ‍‌​ ​‌​ ‍​‌‍‌‍​ ‍​​‍ ‌‌‍​‌‌‍​ ​ ‍​​ ‌​​‍ ‌​ ‌​​ ‌ ‌‍​‍​ ​‌​‍ ‌​ ‍​​ ​​​ ‌‌‌‍‌​​‍ ‌​ ​​​ ‌ ​ ​‌‌‍‌‍​ ​‌​ ‌‌​ ‍​​ ‍‌​ ‍​​ ‌‌​ ‌‌​ ​​​‍‌‍‌ ‌​‌ ‍‌‌ ​​‌‍‌‌​ ‌‌‍‌‍‌‍​‌‌ ​‌​‍‌‍‌ ​​‌‍​‌‌ ‌​‌‍‍​​ ‌‌ ​‍‌‍‍‌‌‍​ ‌‍‍​‌‌‌​‌‍‌‌‌ ‍​‌ ‌​​‍‌‌​ ‌‌‌​​‍‌‌ ‌‍‍ ‌‍‌‌‌ ‍‌​‍‌‌​ ​ ‌​‌​​‍‌‌​ ​ ‌​‌​​‍‌‌​ ​‍​ ​‍​ ​‍​ ‌ ​ ‍‌​ ​‌​ ‍‌‌‍​‍‌‍‌​​ ‌‌‌‍​‌‌‍‌‍‌‍‌‌​ ​ ​‍‌‌​ ​‍​ ​‍​‍‌‌​ ‌‌‌​‌​​‍ ‍‌‍​ ‌‍‍​‌‍‍‌‌‍ ​‌‍‌​‌ ​‍‌‍‌‌‌‍ ‍​‍‌‌​ ‌‌‌​​‍‌‌ ‌‍‍ ‌‍‌‌‌ ‍‌​‍‌‌​ ​ ‌​‌​​‍‌‌​ ​ ‌​‌​​‍‌‌​ ​‍​ ​‍​ ​​‌‍​‌‌‍‌​​ ‌‌​ ‌​​ ‍​​ ‍​‌‍​‍‌‍‌‍​ ‍‌‌‍‌​​ ‌‍​‍‌‌​ ​‍​ ​‍​‍‌‌​ ‌‌‌​‌​​‍ ‍‌ ‌​‌‍‌‌‌ ‍​‌ ‌​​‍‌‍‌ ​​‌‍‌‌‌ ​‍‌ ​ ‌ ​​‌‍‌‌‌‍​ ‌ ‌​‌‍‍‌‌ ‌‍‌‍‌‌​ ‌‌ ​​‌ ‌‌‌‍​‍‌‍ ​‌‍‍‌‌ ​ ‌‍‍​‌‍‌‌‌‍‌​​‍​‍‌ ‌